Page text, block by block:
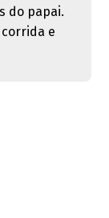
do papai.
e